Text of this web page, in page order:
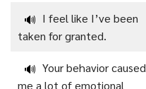
🔊 I feel like I’ve been
taken for granted.
🔊 Your behavior caused
me a lot of emotional